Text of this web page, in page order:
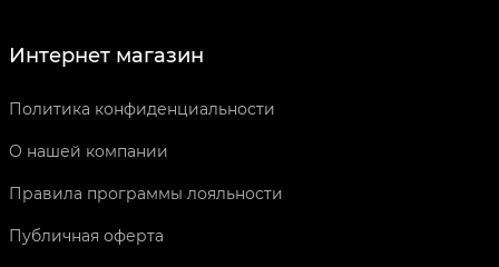
Интернет магазин
Политика конфиденциальности
О нашей компании
Правила программы лояльности
Публичная оферта